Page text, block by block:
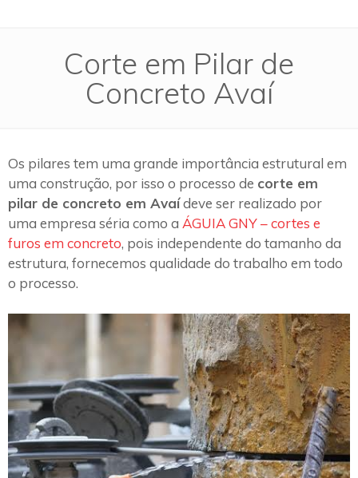
Corte em Pilar de
Concreto Avaí
Os pilares tem uma grande importância estrutural em
uma construção, por isso o processo de corte em
pilar de concreto em Avaídeve ser realizado por
uma empresa séria como a ÁGUIA GNY – cortes e
furos em concreto, pois independente do tamanho da
estrutura, fornecemos qualidade do trabalho em todo
o processo.